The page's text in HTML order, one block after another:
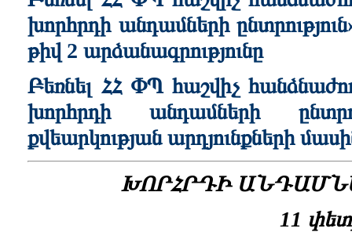
խորհրդի անդամների
թիվ 2 արձանագրությունը
Բեռնել ՀՀ ՓՊ հաշվիչ
խորհրդի անդամների
քվեարկության արդյունքների
ԽՈՐՀՐԴԻ
11